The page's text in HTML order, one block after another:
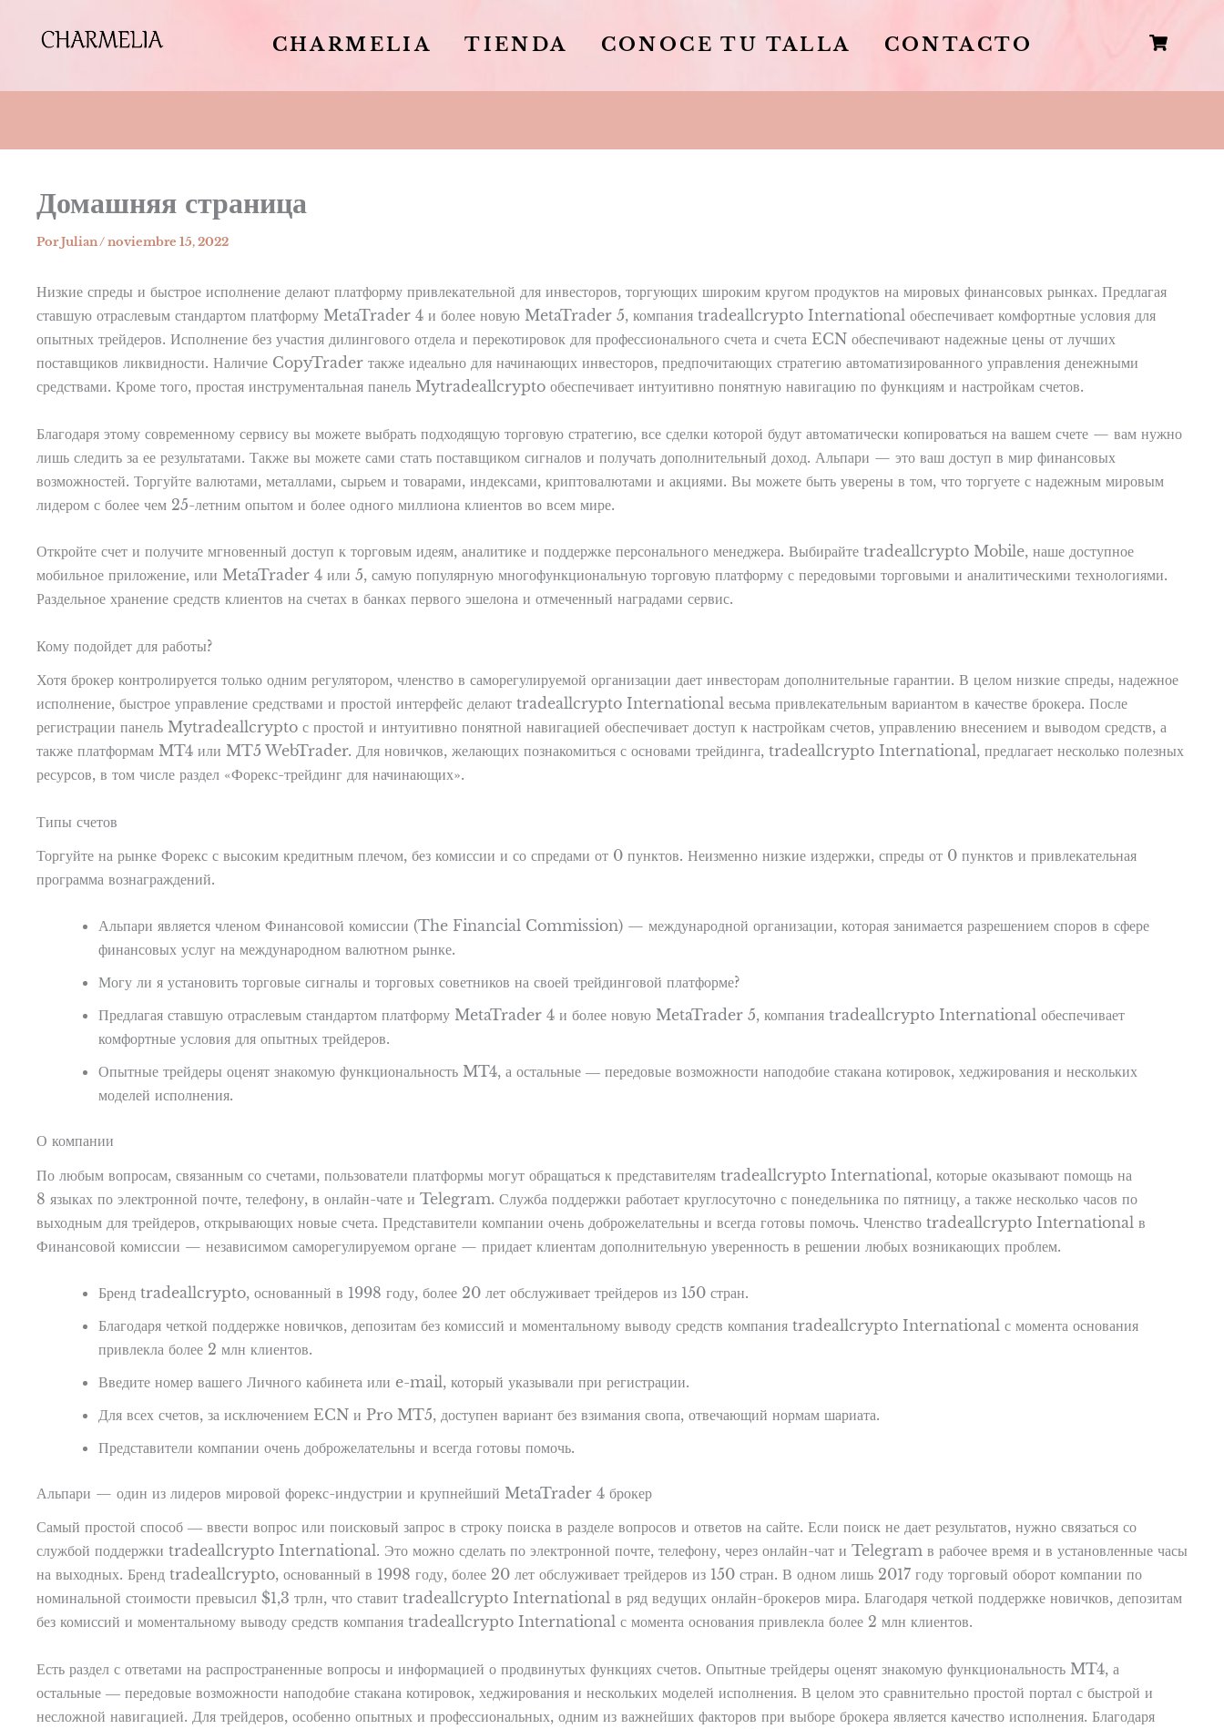
CHARMELIA TIENDA CONOCE TU TALLA CONTACTO
Домашняя страница
PorJulian/noviembre 15, 2022
Низкие спреды и быстрое исполнение делают платформу привлекательной для инвесторов, торгующих широким кругом продуктов на мировых финансовых рынках. Предлагая
ставшую отраслевым стандартом платформу MetaTrader 4 и более новую MetaTrader 5, компания tradeallcrypto International обеспечивает комфортные условия для
опытных трейдеров. Исполнение без участия дилингового отдела и перекотировок для профессионального счета и счета ECN обеспечивают надежные цены от лучших
поставщиков ликвидности. Наличие CopyTrader также идеально для начинающих инвесторов, предпочитающих стратегию автоматизированного управления денежными
средствами. Кроме того, простая инструментальная панель Mytradeallcrypto обеспечивает интуитивно понятную навигацию по функциям и настройкам счетов.
Благодаря этому современному сервису вы можете выбрать подходящую торговую стратегию, все сделки которой будут автоматически копироваться на вашем счете — вам нужно
лишь следить за ее результатами. Также вы можете сами стать поставщиком сигналов и получать дополнительный доход. Альпари — это ваш доступ в мир финансовых
возможностей. Торгуйте валютами, металлами, сырьем и товарами, индексами, криптовалютами и акциями. Вы можете быть уверены в том, что торгуете с надежным мировым
лидером с более чем 25-летним опытом и более одного миллиона клиентов во всем мире.
Откройте счет и получите мгновенный доступ к торговым идеям, аналитике и поддержке персонального менеджера. Выбирайте tradeallcrypto Mobile, наше доступное
мобильное приложение, или MetaTrader 4 или 5, самую популярную многофункциональную торговую платформу с передовыми торговыми и аналитическими технологиями.
Раздельное хранение средств клиентов на счетах в банках первого эшелона и отмеченный наградами сервис.
Кому подойдет для работы?
Хотя брокер контролируется только одним регулятором, членство в саморегулируемой организации дает инвесторам дополнительные гарантии. В целом низкие спреды, надежное
исполнение, быстрое управление средствами и простой интерфейс делают tradeallcrypto International весьма привлекательным вариантом в качестве брокера. После
регистрации панель Mytradeallcrypto с простой и интуитивно понятной навигацией обеспечивает доступ к настройкам счетов, управлению внесением и выводом средств, а
также платформам MT4 или MT5 WebTrader. Для новичков, желающих познакомиться с основами трейдинга, tradeallcrypto International, предлагает несколько полезных
ресурсов, в том числе раздел «Форекс-трейдинг для начинающих».
Типы счетов
Торгуйте на рынке Форекс с высоким кредитным плечом, без комиссии и со спредами от 0 пунктов. Неизменно низкие издержки, спреды от 0 пунктов и привлекательная
программа вознаграждений.
Альпари является членом Финансовой комиссии (The Financial Commission) — международной организации, которая занимается разрешением споров в сфере
финансовых услуг на международном валютном рынке.
Могу ли я установить торговые сигналы и торговых советников на своей трейдинговой платформе?
Предлагая ставшую отраслевым стандартом платформу MetaTrader 4 и более новую MetaTrader 5, компания tradeallcrypto International обеспечивает
комфортные условия для опытных трейдеров.
Опытные трейдеры оценят знакомую функциональность MT4, а остальные ― передовые возможности наподобие стакана котировок, хеджирования и нескольких
моделей исполнения.
О компании
По любым вопросам, связанным со счетами, пользователи платформы могут обращаться к представителям tradeallcrypto International, которые оказывают помощь на
8 языках по электронной почте, телефону, в онлайн-чате и Telegram. Служба поддержки работает круглосуточно с понедельника по пятницу, а также несколько часов по
выходным для трейдеров, открывающих новые счета. Представители компании очень доброжелательны и всегда готовы помочь. Членство tradeallcrypto International в
Финансовой комиссии — независимом саморегулируемом органе — придает клиентам дополнительную уверенность в решении любых возникающих проблем.
Бренд tradeallcrypto, основанный в 1998 году, более 20 лет обслуживает трейдеров из 150 стран.
Благодаря четкой поддержке новичков, депозитам без комиссий и моментальному выводу средств компания tradeallcrypto International с момента основания
привлекла более 2 млн клиентов.
Введите номер вашего Личного кабинета или e-mail, который указывали при регистрации.
Для всех счетов, за исключением ECN и Pro MT5, доступен вариант без взимания свопа, отвечающий нормам шариата.
Представители компании очень доброжелательны и всегда готовы помочь.
Альпари — один из лидеров мировой форекс-индустрии и крупнейший MetaTrader 4 брокер
Самый простой способ ― ввести вопрос или поисковый запрос в строку поиска в разделе вопросов и ответов на сайте. Если поиск не дает результатов, нужно связаться со
службой поддержки tradeallcrypto International. Это можно сделать по электронной почте, телефону, через онлайн-чат и Telegram в рабочее время и в установленные часы
на выходных. Бренд tradeallcrypto, основанный в 1998 году, более 20 лет обслуживает трейдеров из 150 стран. В одном лишь 2017 году торговый оборот компании по
номинальной стоимости превысил $1,3 трлн, что ставит tradeallcrypto International в ряд ведущих онлайн-брокеров мира. Благодаря четкой поддержке новичков, депозитам
без комиссий и моментальному выводу средств компания tradeallcrypto International с момента основания привлекла более 2 млн клиентов.
Есть раздел с ответами на распространенные вопросы и информацией о продвинутых функциях счетов. Опытные трейдеры оценят знакомую функциональность MT4, а
остальные ― передовые возможности наподобие стакана котировок, хеджирования и нескольких моделей исполнения. В целом это сравнительно простой портал с быстрой и
несложной навигацией. Для трейдеров, особенно опытных и профессиональных, одним из важнейших факторов при выборе брокера является качество исполнения. Благодаря